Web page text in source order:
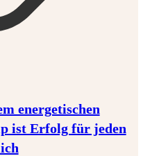
energetischen
ist Erfolg für jeden